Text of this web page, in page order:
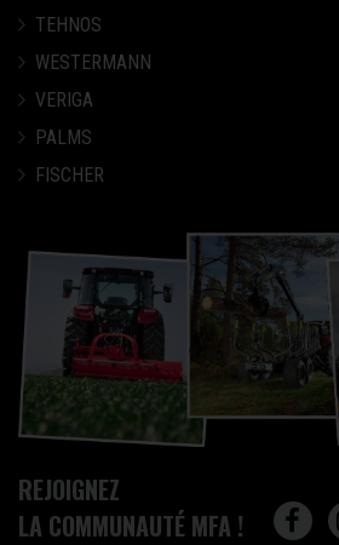
TEHNOS
WESTERMANN
VERIGA
PALMS
FISCHER
REJOIGNEZ
LA COMMUNAUTÉ MFA !